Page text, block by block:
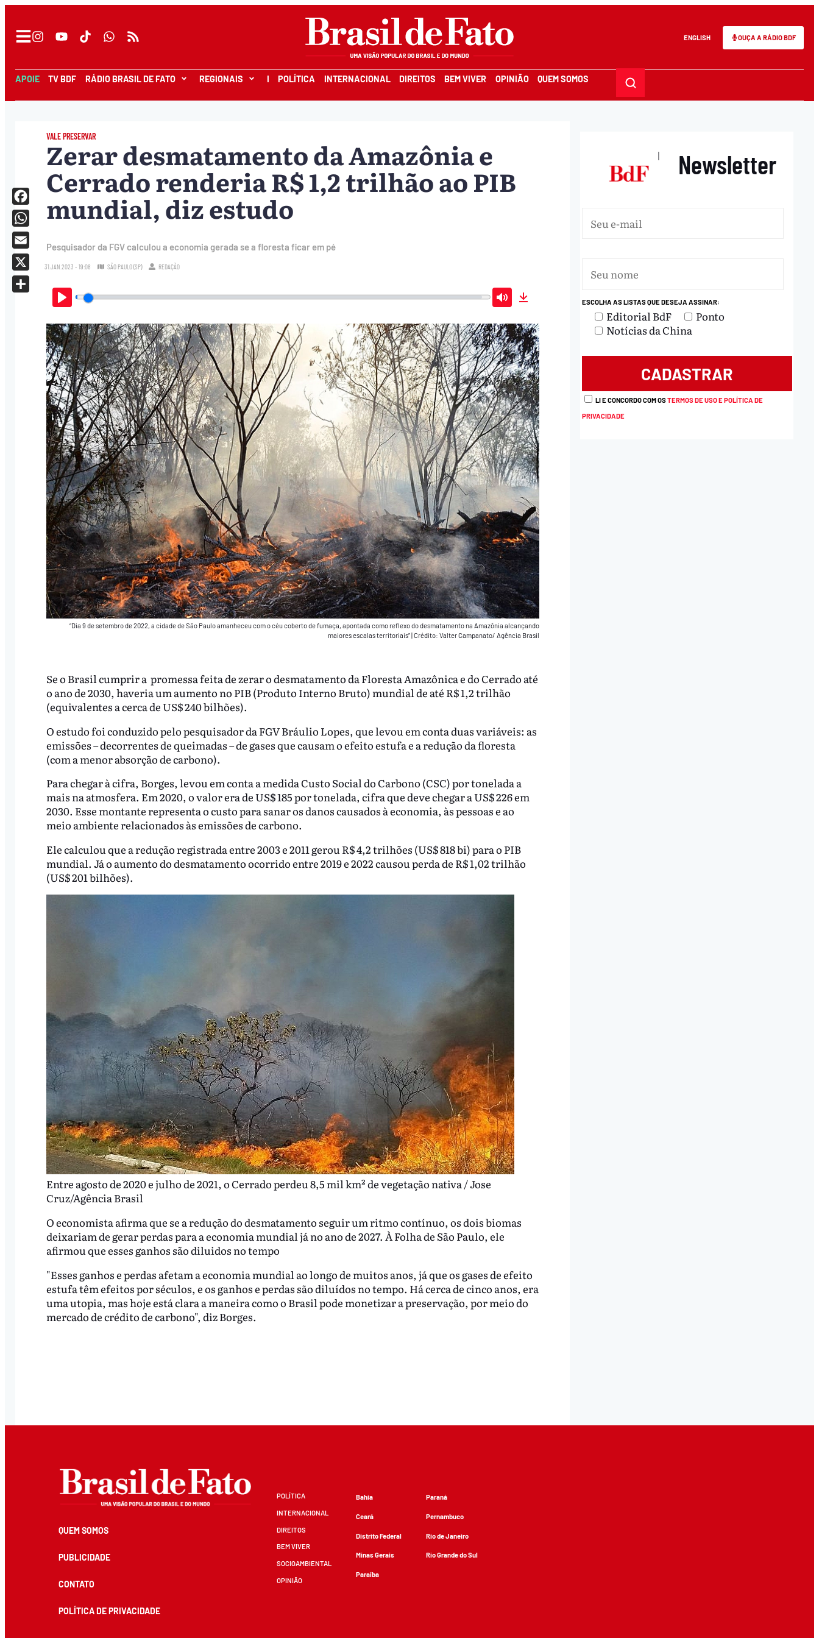
ENGLISH OUÇA A RÁDIO BDF
APOIE TV BDF RÁDIO BRASIL DE FATO REGIONAIS I POLÍTICA INTERNACIONAL DIREITOS BEM VIVER OPINIÃO QUEM SOMOS
VALE PRESERVAR
Zerar desmatamento da Amazônia e
Cerrado renderia R$ 1,2 trilhão ao PIB
mundial, diz estudo
Pesquisador da FGV calculou a economia gerada se a floresta ficar em pé
31.JAN.2023 - 19:08 SÃO PAULO (SP) REDAÇÃO
Play Mute
“Dia 9 de setembro de 2022, a cidade de São Paulo amanheceu com o céu coberto de fumaça, apontada como reflexo do desmatamento na Amazônia alcançando
maiores escalas territoriais”|Crédito: Valter Campanato/ Agência Brasil
Se o Brasil cumprir a promessa feita de zerar o desmatamento da Floresta Amazônica e do Cerrado até
o ano de 2030, haveria um aumento no PIB (Produto Interno Bruto) mundial de até R$ 1,2 trilhão
(equivalentes a cerca de US$ 240 bilhões).
O estudo foi conduzido pelo pesquisador da FGV Bráulio Lopes, que levou em conta duas variáveis: as
emissões – decorrentes de queimadas – de gases que causam o efeito estufa e a redução da floresta
(com a menor absorção de carbono).
Para chegar à cifra, Borges, levou em conta a medida Custo Social do Carbono (CSC) por tonelada a
mais na atmosfera. Em 2020, o valor era de US$ 185 por tonelada, cifra que deve chegar a US$ 226 em
2030. Esse montante representa o custo para sanar os danos causados à economia, às pessoas e ao
meio ambiente relacionados às emissões de carbono.
Ele calculou que a redução registrada entre 2003 e 2011 gerou R$ 4,2 trilhões (US$ 818 bi) para o PIB
mundial. Já o aumento do desmatamento ocorrido entre 2019 e 2022 causou perda de R$ 1,02 trilhão
(US$ 201 bilhões).
Entre agosto de 2020 e julho de 2021, o Cerrado perdeu 8,5 mil km² de vegetação nativa / Jose
Cruz/Agência Brasil
O economista afirma que se a redução do desmatamento seguir um ritmo contínuo, os dois biomas
deixariam de gerar perdas para a economia mundial já no ano de 2027. À Folha de São Paulo, ele
afirmou que esses ganhos são diluidos no tempo
"Esses ganhos e perdas afetam a economia mundial ao longo de muitos anos, já que os gases de efeito
estufa têm efeitos por séculos, e os ganhos e perdas são diluídos no tempo. Há cerca de cinco anos, era
uma utopia, mas hoje está clara a maneira como o Brasil pode monetizar a preservação, por meio do
mercado de crédito de carbono", diz Borges.
Facebook
WhatsApp
Email
X
| Newsletter
ESCOLHA AS LISTAS QUE DESEJA ASSINAR:
Editorial BdF
Ponto
Notícias da China
LI E CONCORDO COM OSTERMOS DE USO E POLÍTICA DE
PRIVACIDADE
QUEM SOMOS
PUBLICIDADE
CONTATO
POLÍTICA DE PRIVACIDADE
POLÍTICA
INTERNACIONAL
DIREITOS
BEM VIVER
SOCIOAMBIENTAL
OPINIÃO
Bahia
Ceará
Distrito Federal
Minas Gerais
Paraíba
Paraná
Pernambuco
Rio de Janeiro
Rio Grande do Sul